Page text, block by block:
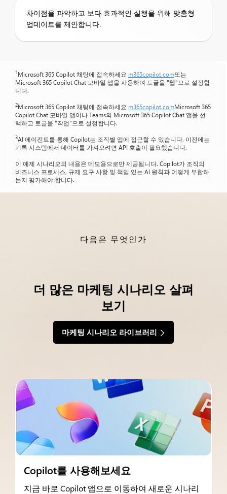
차이점을 파악하고 보다 효과적인 실행을 위해 맞춤형
업데이트를 제안합니다.
1Microsoft 365 Copilot 채팅에 접속하세요 m365copilot.com또는
Microsoft 365 Copilot Chat 모바일 앱을 사용하여 토글을 "웹"으로 설정합
니다.
2Microsoft 365 Copilot 채팅에 접속하세요 m365copilot.comMicrosoft 365
Copilot Chat 모바일 앱이나 Teams의 Microsoft 365 Copilot Chat 앱을 선
택하고 토글을 "작업"으로 설정합니다.
3AI 에이전트를 통해 Copilot는 조직별 앱에 접근할 수 있습니다. 이전에는
기록 시스템에서 데이터를 가져오려면 API 호출이 필요했습니다.
이 예제 시나리오의 내용은 데모용으로만 제공됩니다. Copilot가 조직의
비즈니스 프로세스, 규제 요구 사항 및 책임 있는 AI 원칙과 어떻게 부합하
는지 평가해야 합니다.
다음은 무엇인가
더 많은 마케팅 시나리오 살펴
보기
마케팅 시나리오 라이브러리
Copilot를 사용해보세요
지금 바로 Copilot 앱으로 이동하여 새로운 시나리